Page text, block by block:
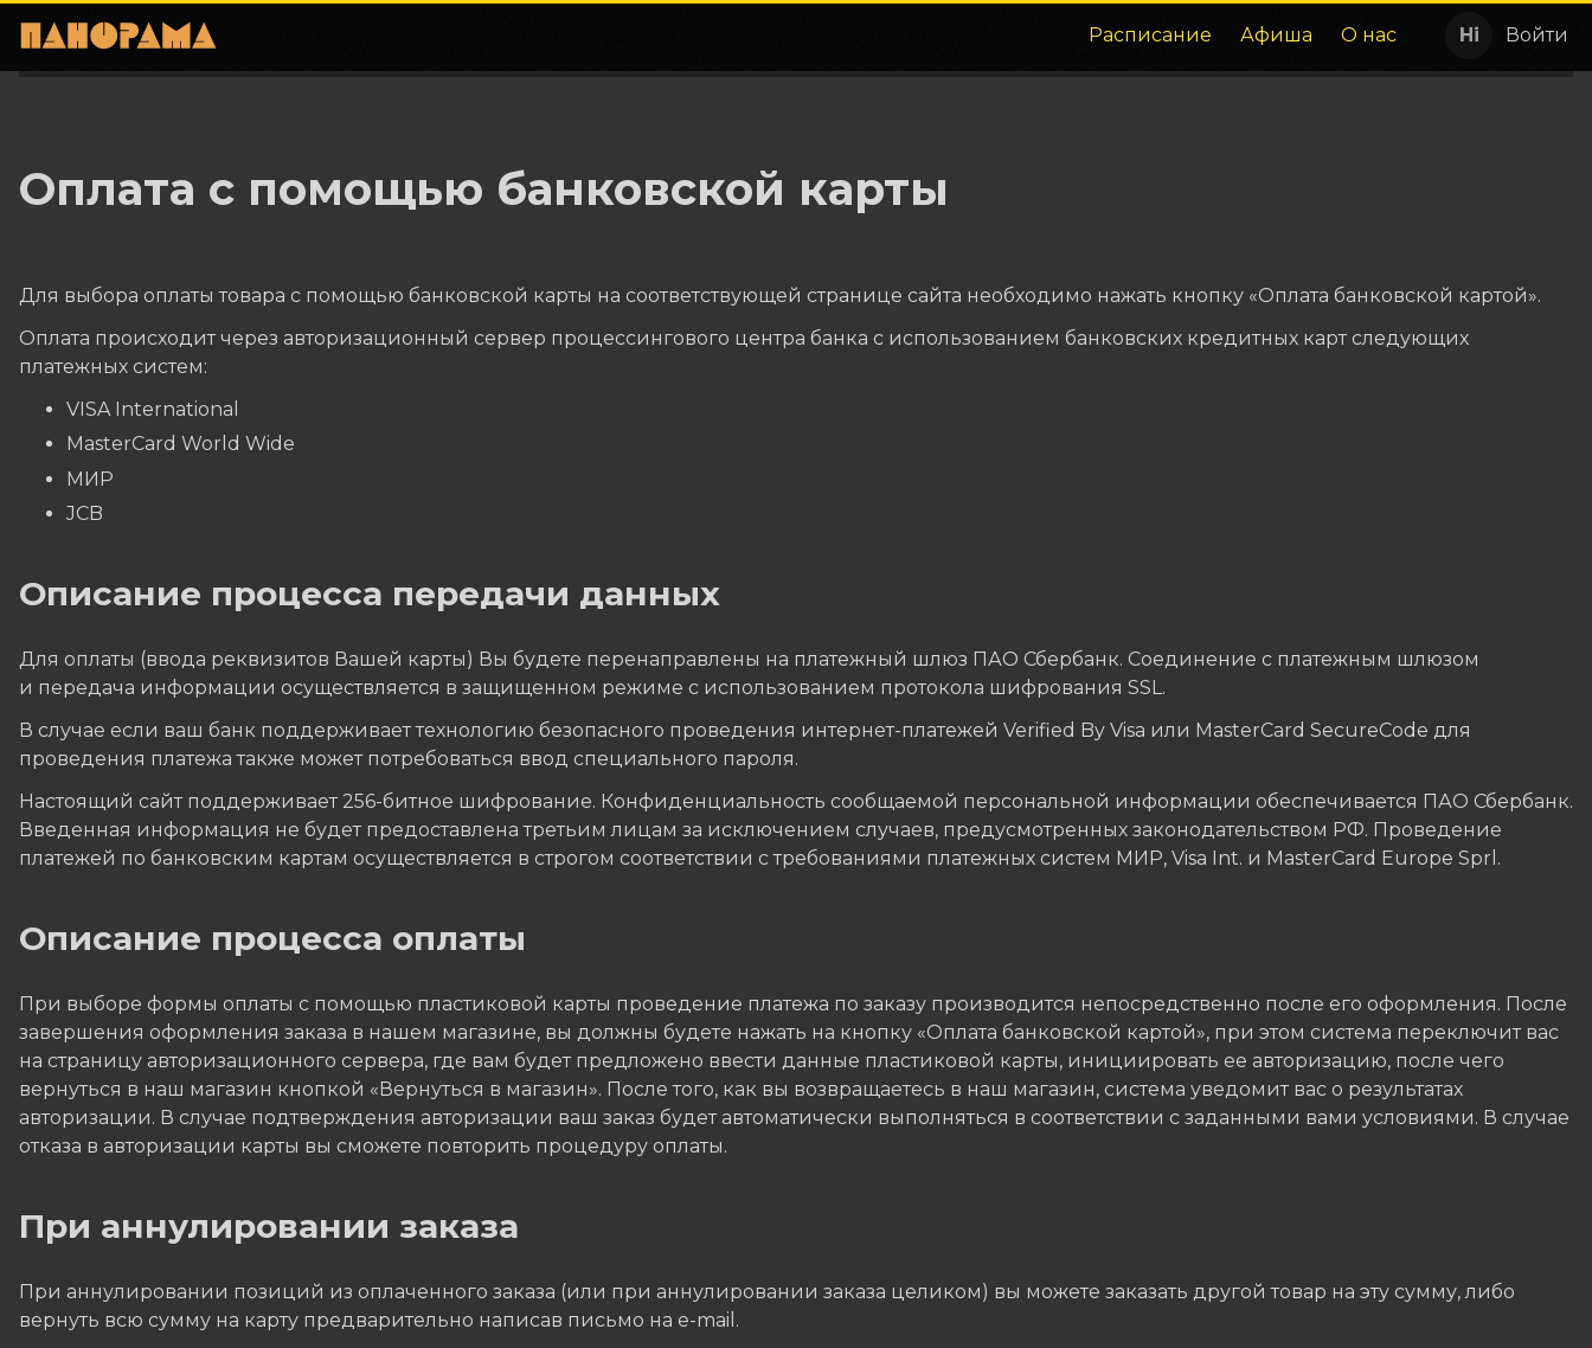
Расписание Афиша О нас Войти
Оплата с помощью банковской карты
Для выбора оплаты товара с помощью банковской карты на соответствующей странице сайта необходимо нажать кнопку «Оплата банковской картой».
Оплата происходит через авторизационный сервер процессингового центра банка с использованием банковских кредитных карт следующих
платежных систем:
VISA International
MasterCard World Wide
МИР
JCB
Описание процесса передачи данных
Для оплаты (ввода реквизитов Вашей карты) Вы будете перенаправлены на платежный шлюз ПАО Сбербанк. Соединение с платежным шлюзом
и передача информации осуществляется в защищенном режиме с использованием протокола шифрования SSL.
В случае если ваш банк поддерживает технологию безопасного проведения интернет-платежей Verified By Visa или MasterCard SecureCode для
проведения платежа также может потребоваться ввод специального пароля.
Настоящий сайт поддерживает 256-битное шифрование. Конфиденциальность сообщаемой персональной информации обеспечивается ПАО Сбербанк.
Введенная информация не будет предоставлена третьим лицам за исключением случаев, предусмотренных законодательством РФ. Проведение
платежей по банковским картам осуществляется в строгом соответствии с требованиями платежных систем МИР, Visa Int. и MasterCard Europe Sprl.
Описание процессa оплаты
При выборе формы оплаты с помощью пластиковой карты проведение платежа по заказу производится непосредственно после его оформления. После
завершения оформления заказа в нашем магазине, вы должны будете нажать на кнопку «Оплата банковской картой», при этом система переключит вас
на страницу авторизационного сервера, где вам будет предложено ввести данные пластиковой карты, инициировать ее авторизацию, после чего
вернуться в наш магазин кнопкой «Вернуться в магазин». После того, как вы возвращаетесь в наш магазин, система уведомит вас о результатах
авторизации. В случае подтверждения авторизации ваш заказ будет автоматически выполняться в соответствии с заданными вами условиями. В случае
отказа в авторизации карты вы сможете повторить процедуру оплаты.
При аннулировании заказа
При аннулировании позиций из оплаченного заказа (или при аннулировании заказа целиком) вы можете заказать другой товар на эту сумму, либо
вернуть всю сумму на карту предварительно написав письмо на e-mail.